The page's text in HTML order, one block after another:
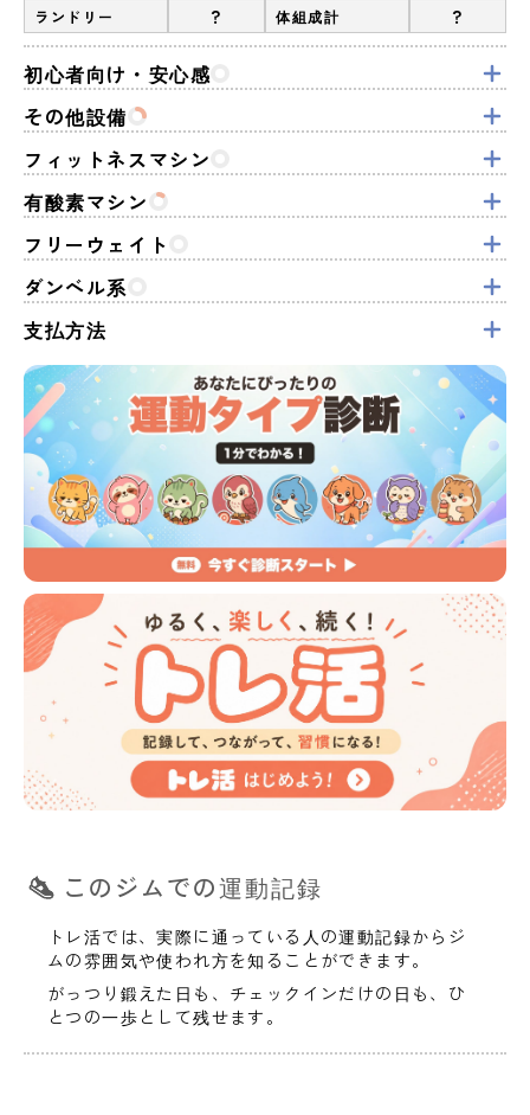
ランドリー ? 体組成計 ?
初心者向け・安心感
その他設備
フィットネスマシン
有酸素マシン
フリーウェイト
ダンベル系
支払方法
このジムでの運動記録
トレ活では、実際に通っている人の運動記録からジ
ムの雰囲気や使われ方を知ることができます。
がっつり鍛えた日も、チェックインだけの日も、ひ
とつの一歩として残せます。